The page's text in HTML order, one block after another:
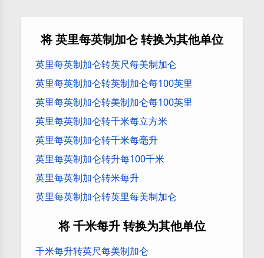
将 英里每英制加仑 转换为其他单位
英里每英制加仑转英尺每美制加仑
英里每英制加仑转英制加仑每100英里
英里每英制加仑转美制加仑每100英里
英里每英制加仑转千米每立方米
英里每英制加仑转千米每毫升
英里每英制加仑转升每100千米
英里每英制加仑转米每升
英里每英制加仑转英里每美制加仑
将 千米每升 转换为其他单位
千米每升转英尺每美制加仑